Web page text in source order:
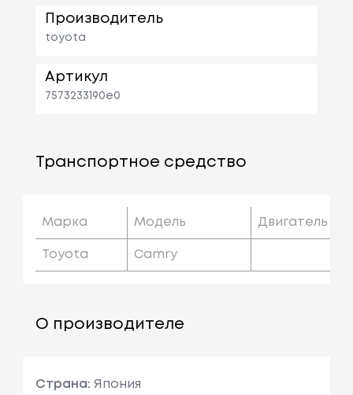
Производитель
toyota
Артикул
7573233190e0
Транспортное средство
Марка Модель Двигатель
Toyota Camry
О производителе
Страна: Япония